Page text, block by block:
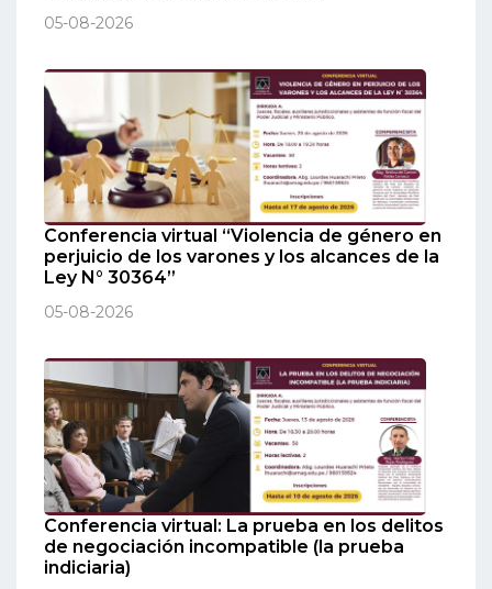
05-08-2026
Conferencia virtual “Violencia de género en
perjuicio de los varones y los alcances de la
Ley N° 30364”
05-08-2026
Conferencia virtual: La prueba en los delitos
de negociación incompatible (la prueba
indiciaria)